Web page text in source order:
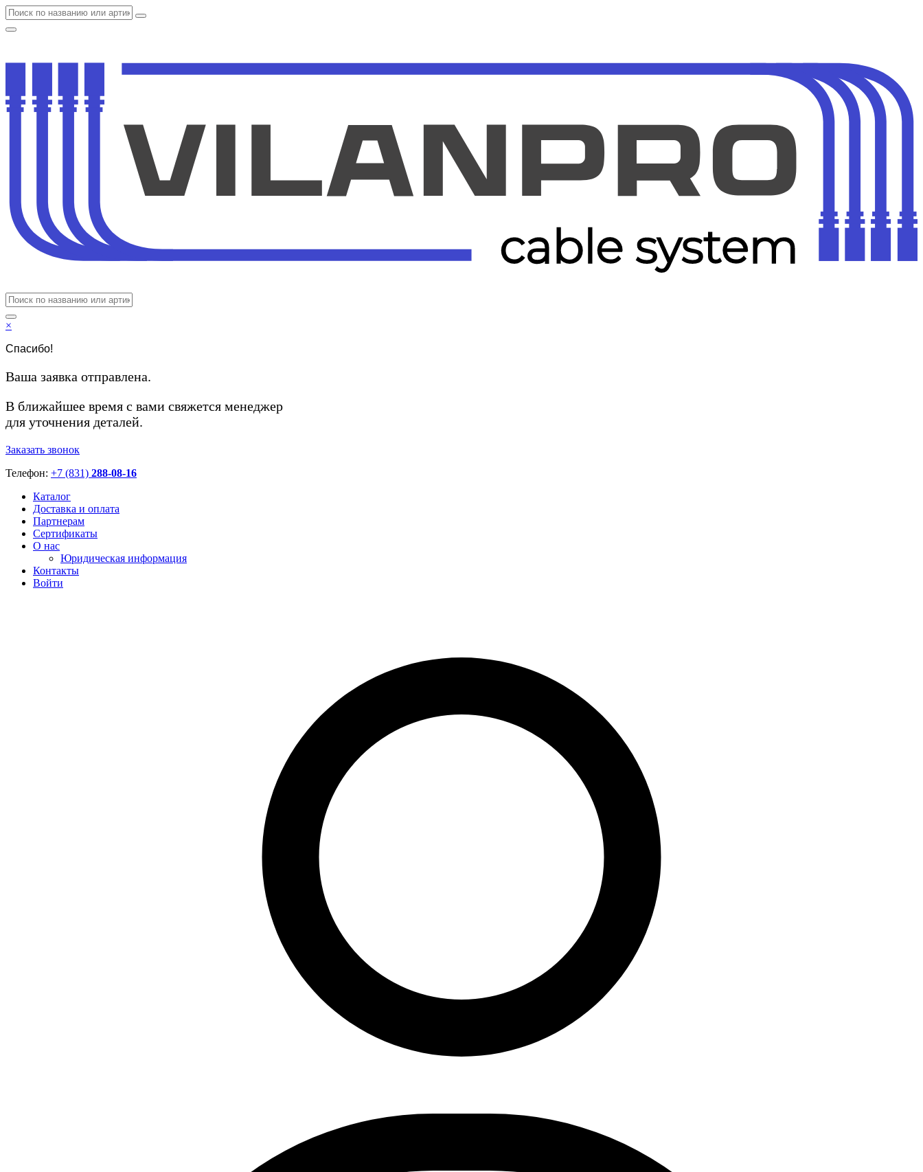
×
Спасибо!
Ваша заявка отправлена.
В ближайшее время с вами свяжется менеджер
для уточнения деталей.
Заказать звонок
Телефон: +7 (831) 288-08-16
Каталог
Доставка и оплата
Партнерам
Сертификаты
О нас
Юридическая информация
Контакты
Войти